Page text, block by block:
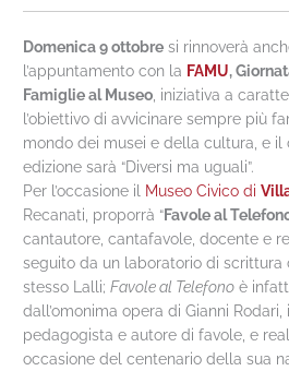
Domenica 9 ottobre si rinnoverà
l’appuntamento con la FAMU,
Famiglie al Museo , iniziativa a
l’obiettivo di avvicinare sempre più
mondo dei musei e della cultura, e
edizione sarà “Diversi ma uguali”.
Per l’occasione il Museo Civico di
Recanati, proporrà “Favole al
cantautore, cantafavole, docente e
seguito da un laboratorio di
stesso Lalli;Favole al Telefono è
dall’omonima opera di Gianni
pedagogista e autore di favole, e
occasione del centenario della sua